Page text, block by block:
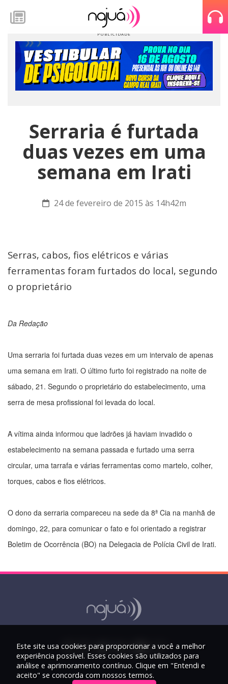
Serraria é furtada
duas vezes em uma
semana em Irati
24 de fevereiro de 2015 às 14h42m
Serras, cabos, fios elétricos e várias
ferramentas foram furtados do local, segundo
o proprietário
Da Redação
Uma serraria foi furtada duas vezes em um intervalo de apenas
uma semana em Irati. O último furto foi registrado na noite de
sábado, 21. Segundo o proprietário do estabelecimento, uma
serra de mesa profissional foi levada do local.
A vítima ainda informou que ladrões já haviam invadido o
estabelecimento na semana passada e furtado uma serra
circular, uma tarrafa e várias ferramentas como martelo, colher,
torques, cabos e fios elétricos.
O dono da serraria compareceu na sede da 8ª Cia na manhã de
domingo, 22, para comunicar o fato e foi orientado a registrar
Boletim de Ocorrência (BO) na Delegacia de Polícia Civil de Irati.
Este site usa cookies para proporcionar a você a melhor
experiência possível. Esses cookies são utilizados para
análise e aprimoramento contínuo. Clique em "Entendi e
aceito" se concorda com nossos termos.